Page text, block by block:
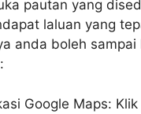
pautan yang
laluan yang
anda boleh sampai
Google Maps: Klik